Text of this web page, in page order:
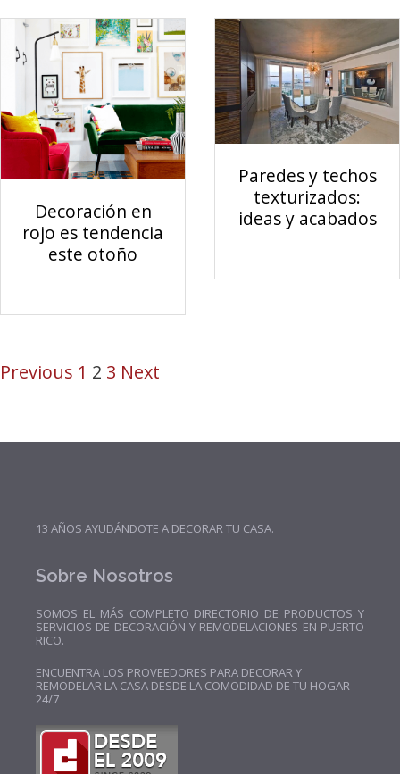
Decoración en
rojo es tendencia
este otoño
Paredes y techos
texturizados:
ideas y acabados
Previous 1 2 3 Next
13 AÑOS AYUDÁNDOTE A DECORAR TU CASA.
Sobre Nosotros
SOMOS EL MÁS COMPLETO DIRECTORIO DE PRODUCTOS Y
SERVICIOS DE DECORACIÓN Y REMODELACIONES EN PUERTO
RICO.
ENCUENTRA LOS PROVEEDORES PARA DECORAR Y
REMODELAR LA CASA DESDE LA COMODIDAD DE TU HOGAR
24/7